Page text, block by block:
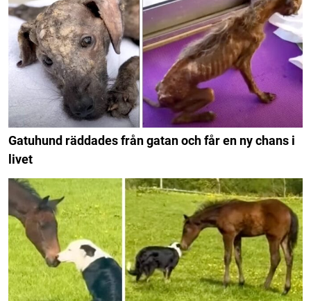
Gatuhund räddades från gatan och får en ny chans i
livet